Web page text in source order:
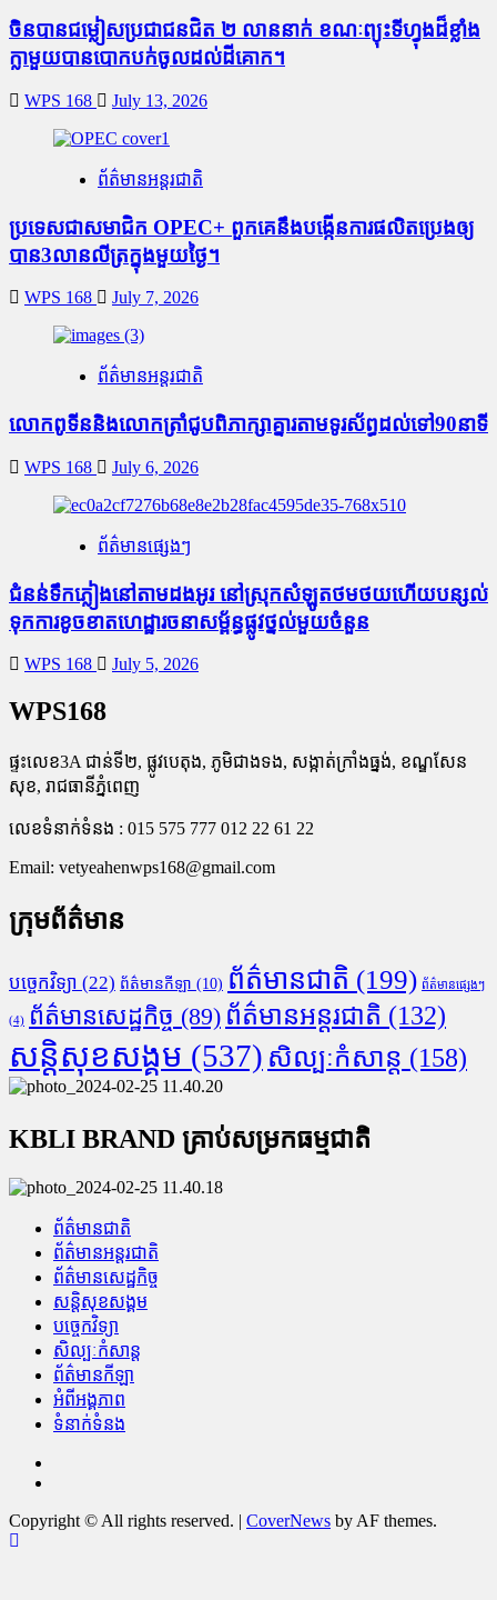
ចិនបានជម្លៀសប្រជាជនជិត ២ លាននាក់ ខណៈព្យុះទីហ្វុងដ៏ខ្លាំង
ក្លាមួយបានបោកបក់ចូលដល់ដីគោក។
WPS 168 July 13, 2026
ព័ត៌មានអន្តរជាតិ
ប្រទេសជាសមាជិក OPEC+​ ពួកគេនឹងបង្កើនការផលិតប្រេងឲ្យ
បាន3លានលីត្រក្នុងមួយថ្ងៃ។
WPS 168 July 7, 2026
ព័ត៌មានអន្តរជាតិ
លោកពូទីននិងលោកត្រាំជូបពិភាក្សាគ្នារតាមទូរស័ព្ធដល់ទៅ90នាទី
WPS 168 July 6, 2026
ព័ត៌មានផ្សេងៗ
ជំនន់​ទឹកភ្លៀង​នៅ​តាម​ដងអូរ​ នៅ​ស្រុក​សំឡូត​ថមថយ​ហើយ​បន្សល់​
ទុក​ការ​ខូចខាត​ហេដ្ឋារចនាសម្ព័ន្ធ​ផ្លូវថ្នល់​មួយ​ចំនួន
WPS 168 July 5, 2026
WPS168
ផ្ទះលេខ3A ជាន់ទី២, ផ្លូវបេតុង, ភូមិជាងទង, សង្កាត់ក្រាំងធ្នង់, ខណ្ឌសែន
សុខ, រាជធានីភ្នំពេញ
លេខទំនាក់ទំនង : 015 575 777 012 22 61 22
Email: vetyeahenwps168@gmail.com
ក្រុមព័ត៌មាន
បច្ចេកវិទ្យា (22) ព័ត៌មានកីឡា (10) ព័ត៌មានជាតិ (199) ព័ត៌មានផ្សេងៗ
(4) ព័ត៌មានសេដ្ឋកិច្ច (89) ព័ត៌មានអន្តរជាតិ (132)
សន្តិសុខសង្គម (537) សិល្បៈកំសាន្ត (158)
KBLI BRAND គ្រាប់សម្រកធម្មជាតិ
ព័ត៌មានជាតិ
ព័ត៌មានអន្តរជាតិ
ព័ត៌មានសេដ្ឋកិច្ច
សន្តិសុខសង្គម
បច្ចេកវិទ្យា
សិល្បៈកំសាន្ត
ព័ត៌មានកីឡា
អំពីអង្គភាព
ទំនាក់ទំនង
Copyright © All rights reserved. | CoverNews by AF themes.